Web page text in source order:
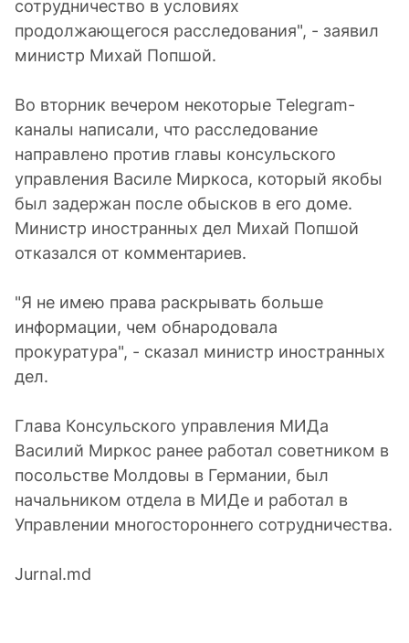
сотрудничество в условиях
продолжающегося расследования", - заявил
министр Михай Попшой.
Во вторник вечером некоторые Telegram-
каналы написали, что расследование
направлено против главы консульского
управления Василе Миркоса, который якобы
был задержан после обысков в его доме.
Министр иностранных дел Михай Попшой
отказался от комментариев.
"Я не имею права раскрывать больше
информации, чем обнародовала
прокуратура", - сказал министр иностранных
дел.
Глава Консульского управления МИДа
Василий Миркос ранее работал советником в
посольстве Молдовы в Германии, был
начальником отдела в МИДе и работал в
Управлении многостороннего сотрудничества.
Jurnal.md